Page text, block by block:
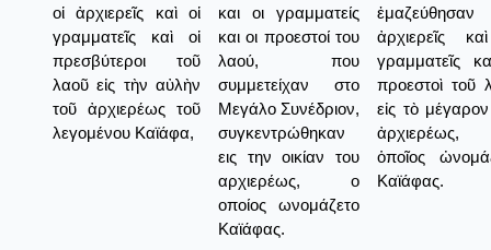
οἱ ἀρχιερεῖς καὶ οἱ
γραμματεῖς καὶ οἱ
πρεσβύτεροι τοῦ
λαοῦ εἰς τὴν αὐλὴν
τοῦ ἀρχιερέως τοῦ
λεγομένου Καϊάφα,
και οι γραμματείς
και οι προεστοί του
λαού, που
συμμετείχαν στο
Μεγάλο Συνέδριον,
συγκεντρώθηκαν
εις την οικίαν του
αρχιερέως, ο
οποίος ωνομάζετο
Καϊάφας.
ἀρχιερεῖς
γραμματεῖς
προεστοὶ τοῦ
εἰς τὸ
ὁποῖος
Καϊάφας.